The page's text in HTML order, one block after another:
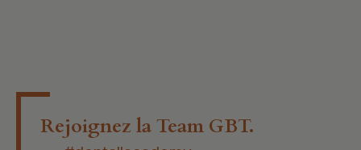
Rejoignez la Team GBT.